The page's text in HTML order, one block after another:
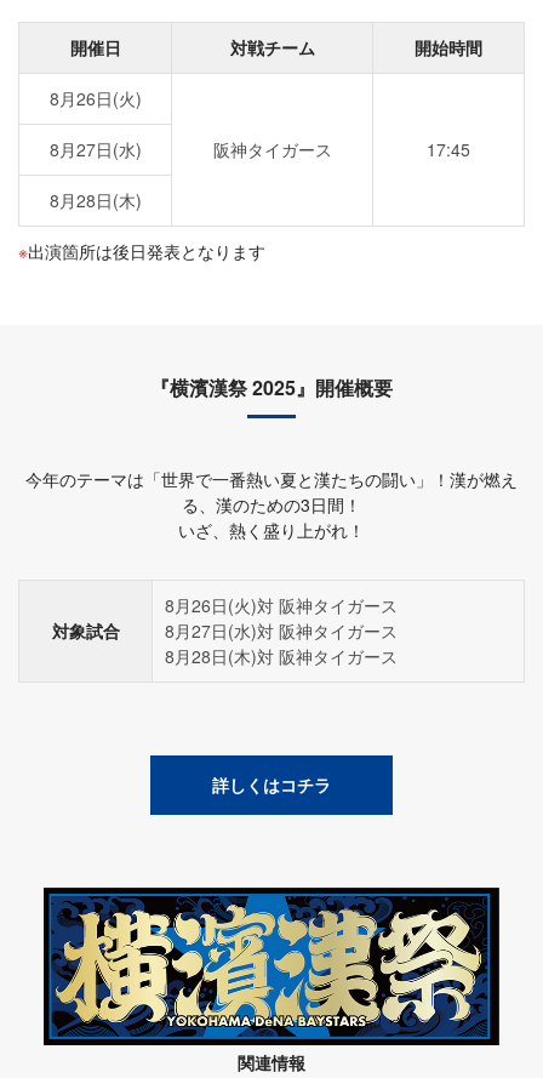
開催日 対戦チーム 開始時間
8月26日(火)
阪神タイガース 17:45
8月27日(水)
8月28日(木)
出演箇所は後日発表となります
『横濱漢祭 2025』開催概要
今年のテーマは「世界で一番熱い夏と漢たちの闘い」！漢が燃え
る、漢のための3日間！
いざ、熱く盛り上がれ！
対象試合
8月26日(火)対 阪神タイガース
8月27日(水)対 阪神タイガース
8月28日(木)対 阪神タイガース
詳しくはコチラ
関連情報